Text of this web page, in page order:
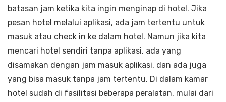
batasan jam ketika kita ingin menginap di hotel. Jika
pesan hotel melalui aplikasi, ada jam tertentu untuk
masuk atau check in ke dalam hotel. Namun jika kita
mencari hotel sendiri tanpa aplikasi, ada yang
disamakan dengan jam masuk aplikasi, dan ada juga
yang bisa masuk tanpa jam tertentu. Di dalam kamar
hotel sudah di fasilitasi beberapa peralatan, mulai dari